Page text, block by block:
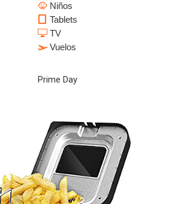
Niños
Tablets
TV
Vuelos
Prime Day